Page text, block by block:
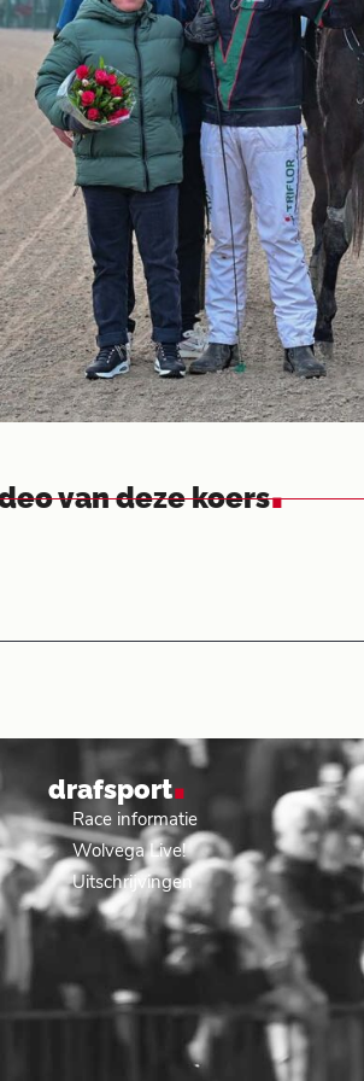
van deze koers.
drafsport.
Race informatie
Wolvega Live!
Uitschrijvingen